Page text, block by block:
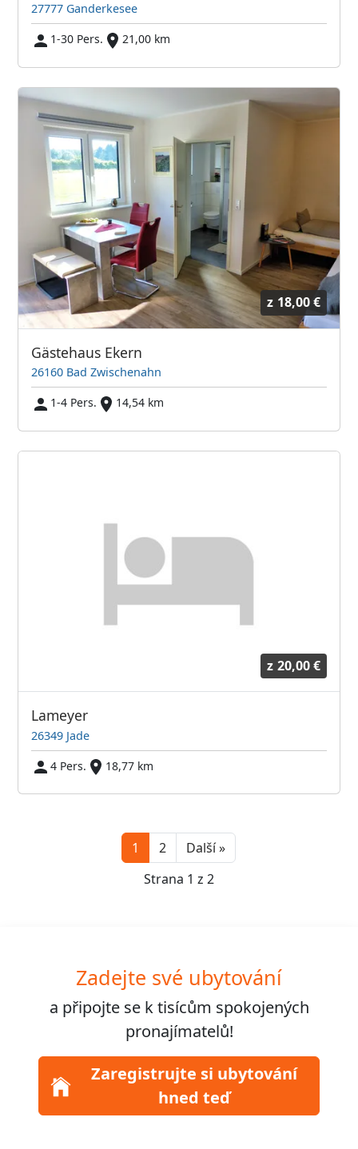
27777 Ganderkesee
1-30 Pers.
21,00 km
z 18,00 €
Gästehaus Ekern
26160 Bad Zwischenahn
1-4 Pers.
14,54 km
z 20,00 €
Lameyer
26349 Jade
4 Pers.
18,77 km
1 2 Další »Next
Strana 1 z 2
Zadejte své ubytování
a připojte se ktisícům spokojených
pronajímatelů!
Zaregistrujte si ubytování
hned teď